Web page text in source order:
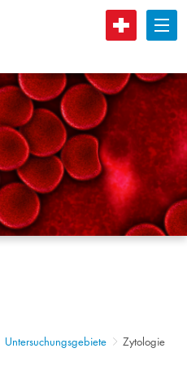
B
Untersuchungsgebiete Zytologie